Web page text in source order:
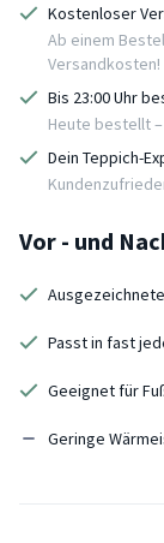
Kostenloser
Ab einem
Versandkosten!
Bis 23:00 Uhr
Heute bestellt
Dein Teppich-
Vor - und
Passt in fast
Geeignet für
Geringe